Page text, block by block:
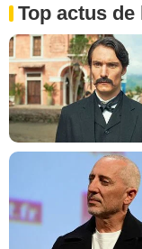
Top actus de